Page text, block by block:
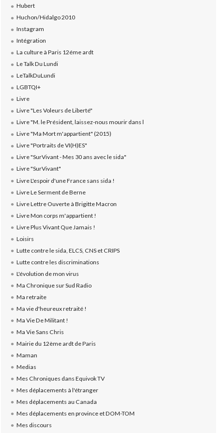
Hubert
Huchon/Hidalgo 2010
Instagram
Intégration
La culture à Paris 12éme ardt
Le Talk Du Lundi
LeTalkDuLundi
LGBTQI+
Livre
Livre "Les Voleurs de Liberté"
Livre "M. le Président, laissez-nous mourir dans l
Livre "Ma Mort m'appartient" (2015)
Livre "Portraits de VI(H)ES"
Livre "SurVivant - Mes 30 ans avec le sida"
Livre "SurVivant"
Livre L'espoir d'une France sans sida !
Livre Le Serment de Berne
Livre Lettre Ouverte à Brigitte Macron
Livre Mon corps m'appartient !
Livre Plus Vivant Que Jamais !
Loisirs
Lutte contre le sida, ELCS, CNS et CRIPS
Lutte contre les discriminations
L'évolution de mon virus
Ma Chronique sur Sud Radio
Ma retraite
Ma vie d'heureux retraité !
Ma Vie De Militant !
Ma Vie Sans Chris
Mairie du 12ème ardt de Paris
Maman
Medias
Mes Chroniques dans Equivok TV
Mes déplacements à l'étranger
Mes déplacements au Canada
Mes déplacements en province et DOM-TOM
Mes discours